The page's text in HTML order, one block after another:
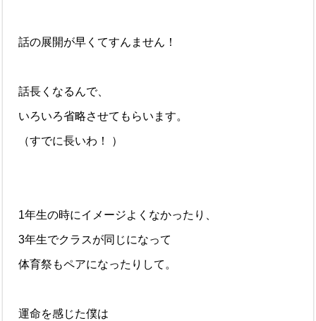
話の展開が早くてすんません！
話長くなるんで、
いろいろ省略させてもらいます。
（すでに長いわ！ ）
1年生の時にイメージよくなかったり、
3年生でクラスが同じになって
体育祭もペアになったりして。
運命を感じた僕は